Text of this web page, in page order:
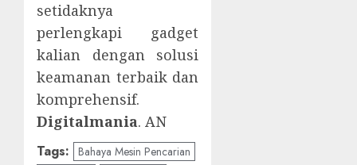
setidaknya
perlengkapi gadget
kalian dengan solusi
keamanan terbaik dan
komprehensif.
Digitalmania. AN
Tags: Bahaya Mesin Pencarian